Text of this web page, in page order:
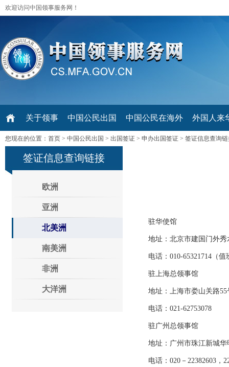
欢迎访问中国领事服务网！
关于领事 中国公民出国 中国公民在海外 外国人来
您现在的位置： 首页 > 中国公民出国 > 出国签证 > 申办出国签证 > 签证信息查询
签证信息查询链接
欧洲
亚洲
北美洲
南美洲
非洲
大洋洲
驻华使馆
地址：北京市建国门外秀
电话：010-65321714（值
驻上海总领事馆
地址：上海市娄山关路55
电话：021-62753078
驻广州总领事馆
地址：广州市珠江新城华
电话：020－22382603，